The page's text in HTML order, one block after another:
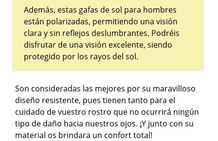
Además, estas gafas de sol para hombres
están polarizadas, permitiendo una visión
clara y sin reflejos deslumbrantes. Podréis
disfrutar de una visión excelente, siendo
protegido por los rayos del sol.
Son consideradas las mejores por su maravilloso
diseño resistente, pues tienen tanto para el
cuidado de vuestro rostro que no ocurrirá ningún
tipo de daño hacia nuestros ojos. ¡Y junto con su
material os brindara un confort total!